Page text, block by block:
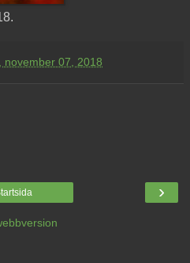
november 07, 2018
›